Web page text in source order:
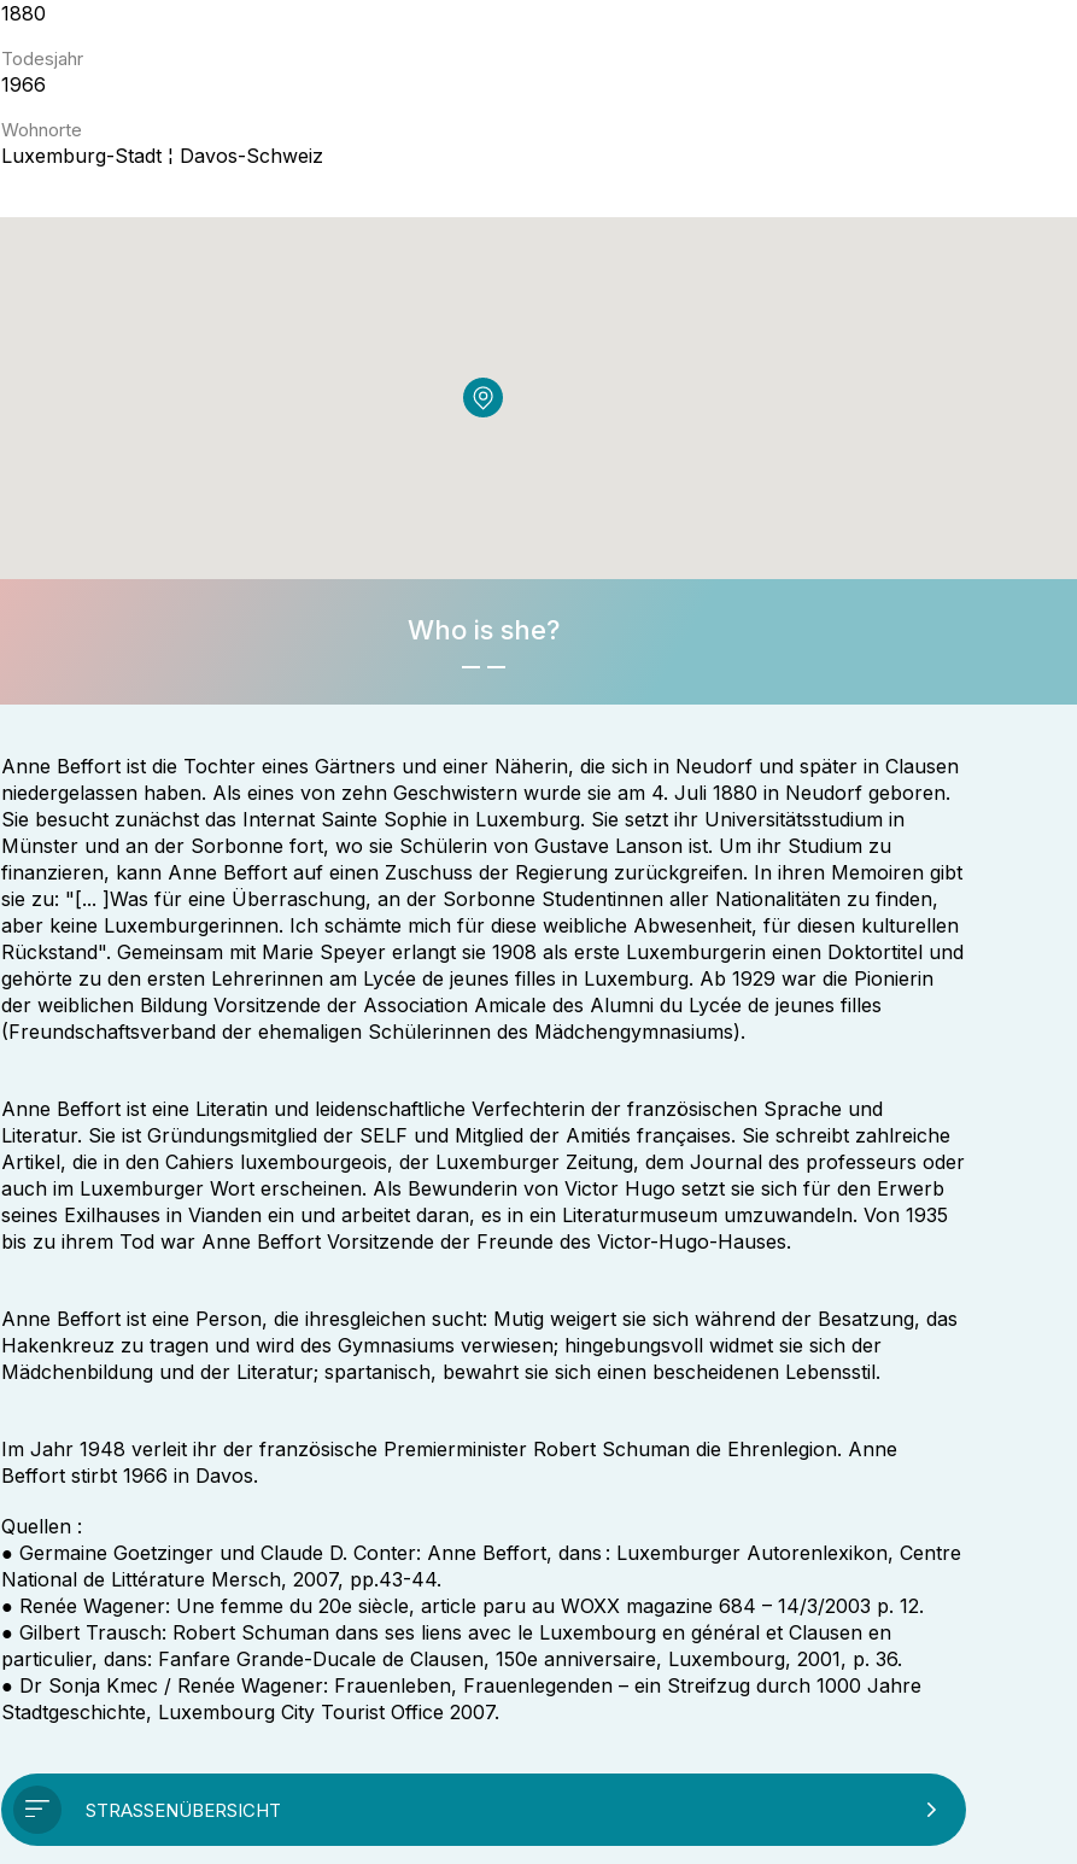
1880
Todesjahr
1966
Wohnorte
Luxemburg-Stadt ¦ Davos-Schweiz
Who is she?
Anne Beffort ist die Tochter eines Gärtners und einer Näherin, die sich in Neudorf und später in Clausen
niedergelassen haben. Als eines von zehn Geschwistern wurde sie am 4. Juli 1880 in Neudorf geboren.
Sie besucht zunächst das Internat Sainte Sophie in Luxemburg. Sie setzt ihr Universitätsstudium in
Münster und an der Sorbonne fort, wo sie Schülerin von Gustave Lanson ist. Um ihr Studium zu
finanzieren, kann Anne Beffort auf einen Zuschuss der Regierung zurückgreifen. In ihren Memoiren gibt
sie zu: "[... ]Was für eine Überraschung, an der Sorbonne Studentinnen aller Nationalitäten zu finden,
aber keine Luxemburgerinnen. Ich schämte mich für diese weibliche Abwesenheit, für diesen kulturellen
Rückstand". Gemeinsam mit Marie Speyer erlangt sie 1908 als erste Luxemburgerin einen Doktortitel und
gehörte zu den ersten Lehrerinnen am Lycée de jeunes filles in Luxemburg. Ab 1929 war die Pionierin
der weiblichen Bildung Vorsitzende der Association Amicale des Alumni du Lycée de jeunes filles
(Freundschaftsverband der ehemaligen Schülerinnen des Mädchengymnasiums).
Anne Beffort ist eine Literatin und leidenschaftliche Verfechterin der französischen Sprache und
Literatur. Sie ist Gründungsmitglied der SELF und Mitglied der Amitiés françaises. Sie schreibt zahlreiche
Artikel, die in den Cahiers luxembourgeois, der Luxemburger Zeitung, dem Journal des professeurs oder
auch im Luxemburger Wort erscheinen. Als Bewunderin von Victor Hugo setzt sie sich für den Erwerb
seines Exilhauses in Vianden ein und arbeitet daran, es in ein Literaturmuseum umzuwandeln. Von 1935
bis zu ihrem Tod war Anne Beffort Vorsitzende der Freunde des Victor-Hugo-Hauses.
Anne Beffort ist eine Person, die ihresgleichen sucht: Mutig weigert sie sich während der Besatzung, das
Hakenkreuz zu tragen und wird des Gymnasiums verwiesen; hingebungsvoll widmet sie sich der
Mädchenbildung und der Literatur; spartanisch, bewahrt sie sich einen bescheidenen Lebensstil.
Im Jahr 1948 verleit ihr der französische Premierminister Robert Schuman die Ehrenlegion. Anne
Beffort stirbt 1966 in Davos.
Quellen :
● Germaine Goetzinger und Claude D. Conter: Anne Beffort, dans : Luxemburger Autorenlexikon, Centre
National de Littérature Mersch, 2007, pp.43-44.
● Renée Wagener: Une femme du 20e siècle, article paru au WOXX magazine 684 – 14/3/2003 p. 12.
● Gilbert Trausch: Robert Schuman dans ses liens avec le Luxembourg en général et Clausen en
particulier, dans: Fanfare Grande-Ducale de Clausen, 150e anniversaire, Luxembourg, 2001, p. 36.
● Dr Sonja Kmec / Renée Wagener: Frauenleben, Frauenlegenden – ein Streifzug durch 1000 Jahre
Stadtgeschichte, Luxembourg City Tourist Office 2007.
STRASSENÜBERSICHT